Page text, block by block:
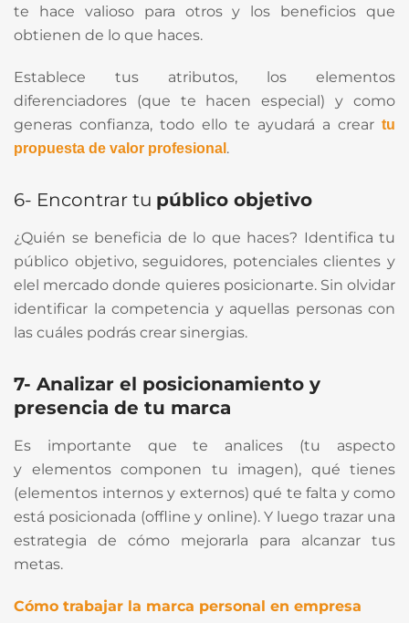
te hace valioso para otros y los beneficios que
obtienen de lo que haces.
Establece tus atributos, los elementos
diferenciadores (que te hacen especial) y como
generas confianza, todo ello te ayudará a crear tu
propuesta de valor profesional .
6- Encontrar tu público objetivo
¿Quién se beneficia de lo que haces? Identifica tu
público objetivo, seguidores, potenciales clientes y
elel mercado donde quieres posicionarte. Sin olvidar
identificar la competencia y aquellas personas con
las cuáles podrás crear sinergias.
7- Analizar el posicionamiento y
presencia de tu marca
Es importante que te analices (tu aspecto
y elementos componen tu imagen), qué tienes
(elementos internos y externos) qué te falta y como
está posicionada (offline y online). Y luego trazar una
estrategia de cómo mejorarla para alcanzar tus
metas.
Cómo trabajar la marca personal en empresa